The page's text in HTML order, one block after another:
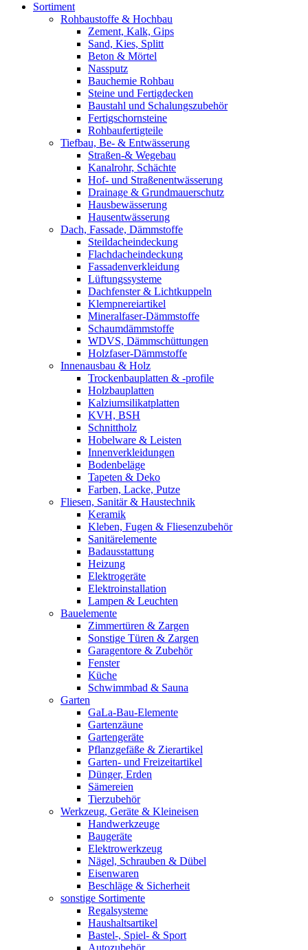
Sortiment
Rohbaustoffe & Hochbau
Zement, Kalk, Gips
Sand, Kies, Splitt
Beton & Mörtel
Nassputz
Bauchemie Rohbau
Steine und Fertigdecken
Baustahl und Schalungszubehör
Fertigschornsteine
Rohbaufertigteile
Tiefbau, Be- & Entwässerung
Straßen-& Wegebau
Kanalrohr, Schächte
Hof- und Straßenentwässerung
Drainage & Grundmauerschutz
Hausbewässerung
Hausentwässerung
Dach, Fassade, Dämmstoffe
Steildacheindeckung
Flachdacheindeckung
Fassadenverkleidung
Lüftungssysteme
Dachfenster & Lichtkuppeln
Klempnereiartikel
Mineralfaser-Dämmstoffe
Schaumdämmstoffe
WDVS, Dämmschüttungen
Holzfaser-Dämmstoffe
Innenausbau & Holz
Trockenbauplatten & -profile
Holzbauplatten
Kalziumsilikatplatten
KVH, BSH
Schnittholz
Hobelware & Leisten
Innenverkleidungen
Bodenbeläge
Tapeten & Deko
Farben, Lacke, Putze
Fliesen, Sanitär & Haustechnik
Keramik
Kleben, Fugen & Fliesenzubehör
Sanitärelemente
Badausstattung
Heizung
Elektrogeräte
Elektroinstallation
Lampen & Leuchten
Bauelemente
Zimmertüren & Zargen
Sonstige Türen & Zargen
Garagentore & Zubehör
Fenster
Küche
Schwimmbad & Sauna
Garten
GaLa-Bau-Elemente
Gartenzäune
Gartengeräte
Pflanzgefäße & Zierartikel
Garten- und Freizeitartikel
Dünger, Erden
Sämereien
Tierzubehör
Werkzeug, Geräte & Kleineisen
Handwerkzeuge
Baugeräte
Elektrowerkzeug
Nägel, Schrauben & Dübel
Eisenwaren
Beschläge & Sicherheit
sonstige Sortimente
Regalsysteme
Haushaltsartikel
Bastel-, Spiel- & Sport
Autozubehör